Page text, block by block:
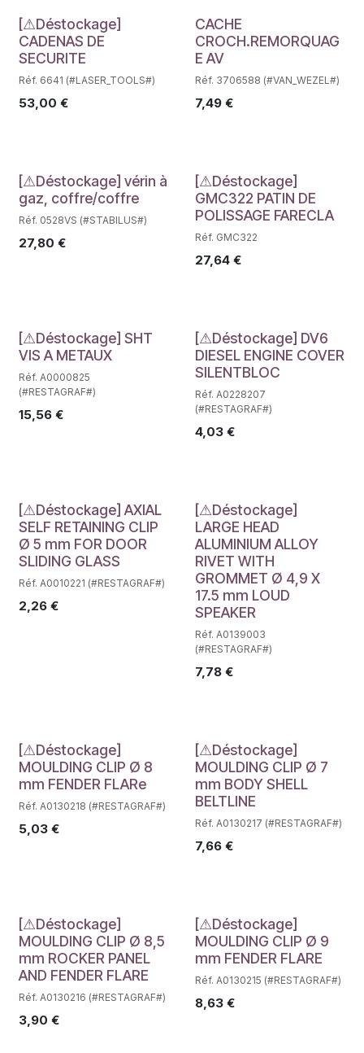
Déstockage
[⚠Déstockage]
CADENAS DE
SECURITE
Réf. 6641 (#LASER_TOOLS#)
53,00 €
Déstockage
CACHE
CROCH.REMORQUAG
E AV
Réf. 3706588 (#VAN_WEZEL#)
7,49€
Déstockage
[⚠Déstockage] vérin à
gaz, coffre/coffre
Réf. 0528VS (#STABILUS#)
27,80 €
Déstockage
[⚠Déstockage]
GMC322 PATIN DE
POLISSAGE FARECLA
Réf. GMC322
27,64€
Déstockage
[⚠Déstockage] SHT
VIS A METAUX
Réf. A0000825
(#RESTAGRAF#)
15,56 €
Déstockage
[⚠Déstockage] DV6
DIESEL ENGINE COVER
SILENTBLOC
Réf. A0228207
(#RESTAGRAF#)
4,03€
Déstockage
[⚠Déstockage] AXIAL
SELF RETAINING CLIP
Ø 5 mm FOR DOOR
SLIDING GLASS
Réf. A0010221 (#RESTAGRAF#)
2,26 €
Déstockage
[⚠Déstockage]
LARGE HEAD
ALUMINIUM ALLOY
RIVET WITH
GROMMET Ø 4,9 X
17.5 mm LOUD
SPEAKER
Réf. A0139003
(#RESTAGRAF#)
7,78€
Déstockage
[⚠Déstockage]
MOULDING CLIP Ø 8
mm FENDER FLARe
Réf. A0130218 (#RESTAGRAF#)
5,03 €
Déstockage
[⚠Déstockage]
MOULDING CLIP Ø 7
mm BODY SHELL
BELTLINE
Réf. A0130217 (#RESTAGRAF#)
7,66€
Déstockage
[⚠Déstockage]
MOULDING CLIP Ø 8,5
mm ROCKER PANEL
AND FENDER FLARE
Réf. A0130216 (#RESTAGRAF#)
3,90 €
Déstockage
[⚠Déstockage]
MOULDING CLIP Ø 9
mm FENDER FLARE
Réf. A0130215 (#RESTAGRAF#)
8,63€